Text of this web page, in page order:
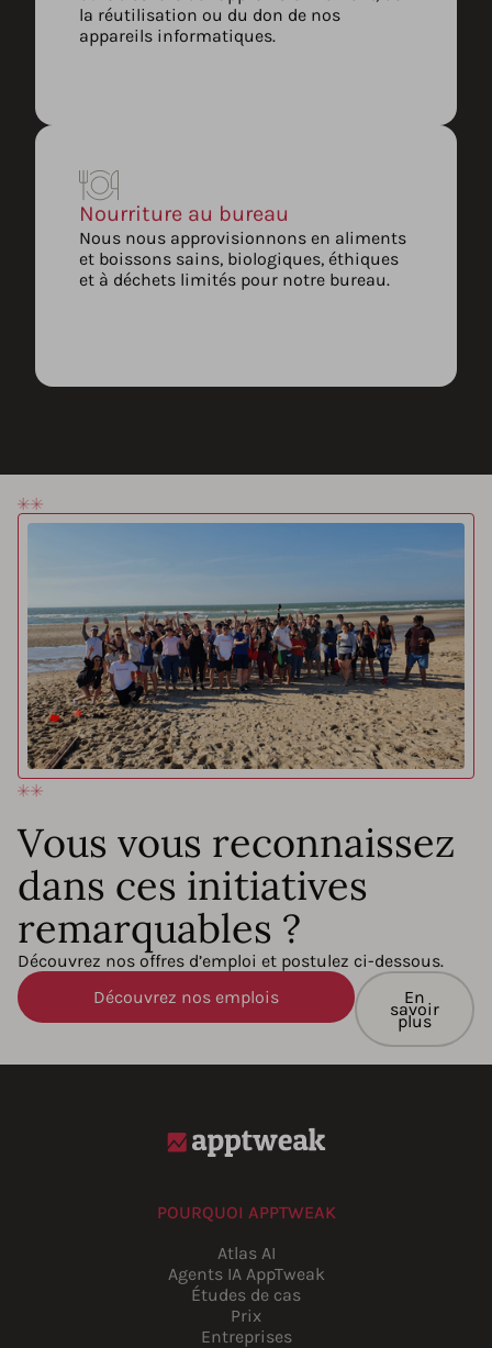
la réutilisation ou du don de nos
appareils informatiques.
Nourriture au bureau
Nous nous approvisionnons en aliments
et boissons sains, biologiques, éthiques
et à déchets limités pour notre bureau.
Vous vous reconnaissez
dans ces initiatives
remarquables ?
Découvrez nos offres d’emploi et postulez ci-dessous.
Découvrez nos emplois
En
savoir
plus
POURQUOI APPTWEAK
Atlas AI
Agents IA AppTweak
Études de cas
Prix
Entreprises